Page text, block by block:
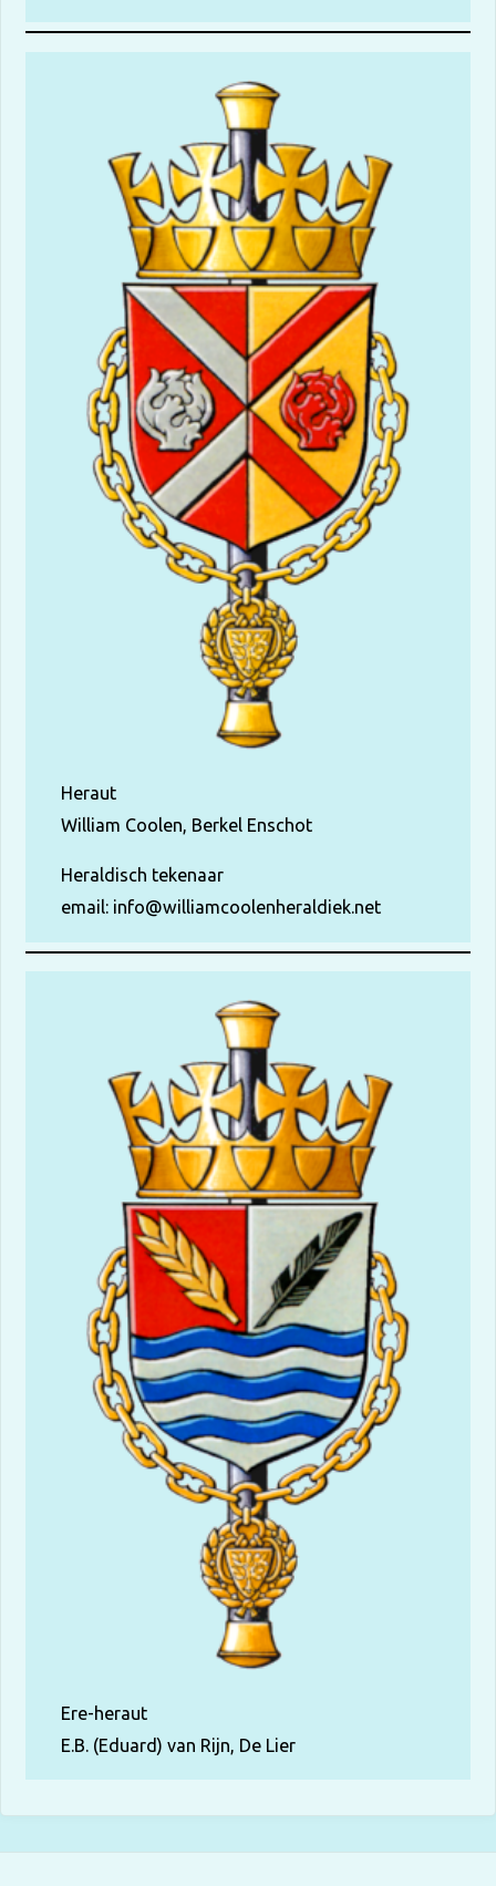
Heraut
William Coolen, Berkel Enschot
Heraldisch tekenaar
email: info@williamcoolenheraldiek.net
Ere-heraut
E.B. (Eduard) van Rijn, De Lier